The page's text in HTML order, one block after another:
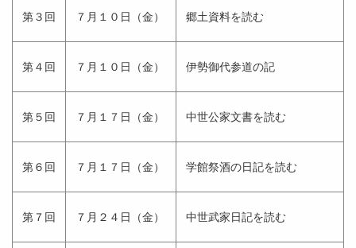
第３回 ７月１０日（金） 郷土資料を読む
第４回 ７月１０日（金） 伊勢御代参道の記
第５回 ７月１７日（金） 中世公家文書を読む
第６回 ７月１７日（金） 学館祭酒の日記を読む
第７回 ７月２４日（金） 中世武家日記を読む